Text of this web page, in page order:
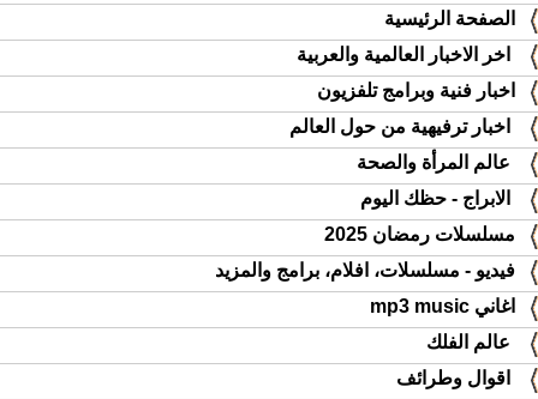
الصفحة الرئيسية
اخر الاخبار العالمية والعربية
اخبار فنية وبرامج تلفزيون
اخبار ترفيهية من حول العالم
عالم المرأة والصحة
الابراج - حظك اليوم
مسلسلات رمضان 2025
فيديو - مسلسلات، افلام، برامج والمزيد
اغاني mp3 music
عالم الفلك
اقوال وطرائف